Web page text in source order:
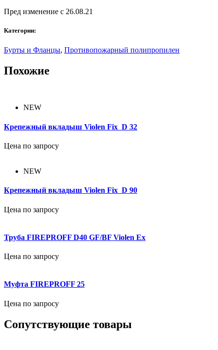
Пред изменение с 26.08.21
Категории:
Бурты и Фланцы, Противопожарный полипропилен
Похожие
NEW
Крепежный вкладыш Violen Fix D 32
Цена по запросу
NEW
Крепежный вкладыш Violen Fix D 90
Цена по запросу
Труба FIREPROFF D40 GF/BF Violen Ex
Цена по запросу
Муфта FIREPROFF 25
Цена по запросу
Сопутствующие товары